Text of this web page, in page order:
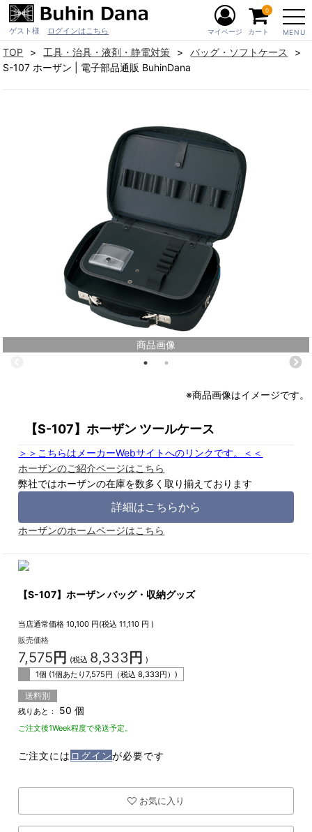
ゲスト様 ログインはこちら MENU
マイページ カート
0
TOP 工具・治具・液剤・静電対策
バッグ・ソフトケース
S-107 ホーザン | 電子部品通販 BuhinDana
商品画像
※商品画像はイメージです。
【S-107】ホーザン ツールケース
＞＞こちらはメーカーWebサイトへのリンクです。＜＜
ホーザンのご紹介ページはこちら
弊社ではホーザンの在庫を数多く取り揃えております
詳細はこちらから
ホーザンのホームページはこちら
【S-107】ホーザン バッグ・収納グッズ
当店通常価格 10,100 円(税込11,110 円 )
販売価格
7,575 円 (税込 8,333 円 )
1個 (1個あたり7,575円（税込8,333円）)
送料別
残りあと： 50 個
ご注文後1Week程度で発送予定。
ご注文には ログインが必要です
お気に入り